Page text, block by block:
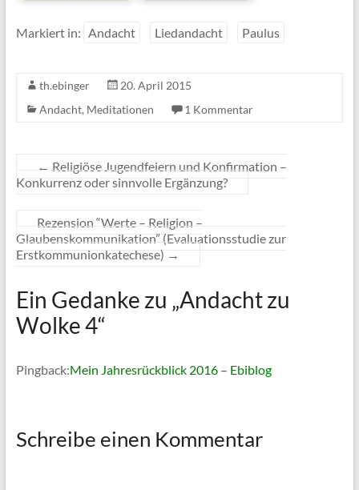
Markiert in: Andacht Liedandacht Paulus
th.ebinger
20. April 2015
Andacht, Meditationen 1 Kommentar
← Religiöse Jugendfeiern und Konfirmation –
Konkurrenz oder sinnvolle Ergänzung?
Rezension “Werte – Religion –
Glaubenskommunikation” (Evaluationsstudie zur
Erstkommunionkatechese) →
Ein Gedanke zu „Andacht zu
Wolke 4“
Pingback:Mein Jahresrückblick 2016 – Ebiblog
Schreibe einen Kommentar